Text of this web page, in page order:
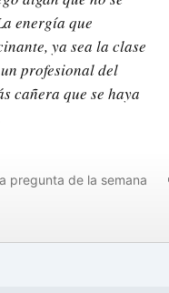
energía que
ya sea la clase
profesional del
cañera que se haya
pregunta de la semana